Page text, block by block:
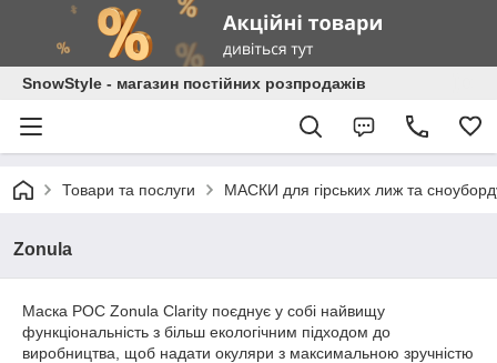
SnowStyle - магазин постійних розпродажів
Товари та послуги МАСКИ для гірських лиж та
Zonula
Маска POC Zonula Clarity поєднує у собі найвищу
функціональність з більш екологічним підходом до
виробництва, щоб надати окуляри з максимальною зручністю